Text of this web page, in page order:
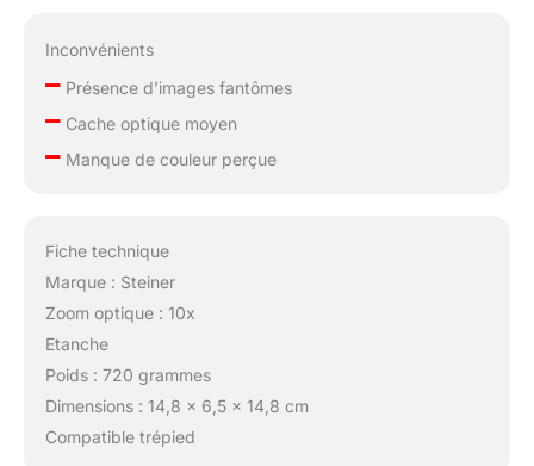
Inconvénients
–Présence d’images fantômes
–Cache optique moyen
–Manque de couleur perçue
Fiche technique
Marque : Steiner
Zoom optique : 10x
Etanche
Poids : 720 grammes
Dimensions : 14,8 x 6,5 x 14,8 cm
Compatible trépied